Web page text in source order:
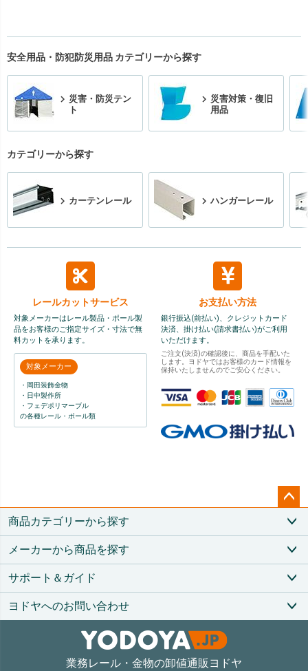
安全用品・防犯防災用品 カテゴリーから探す
災害・防災テン
ト
災害対策・復旧
用品
カテゴリーから探す
カーテンレール ハンガーレール
レールカットサービス
対象メーカーはレール製品・ポール製
品をお客様のご指定サイズ・寸法で無
料カットを承ります。
対象メーカー
・岡田装飾金物
・日中製作所
・フェデポリマーブル
の各種レール・ポール類
お支払い方法
銀行振込(前払い)、クレジットカード
決済、掛け払い(請求書払い)がご利用
いただけます。
ご注文(決済)の確認後に、商品を手配いた
します。ヨドヤではお客様のカード情報を
保持いたしませんのでご安心ください。
ペー
ップ
商品カテゴリーから探す
メーカーから商品を探す
サポート＆ガイド
ヨドヤへのお問い合わせ
業務レール・金物の卸値通販ヨドヤ